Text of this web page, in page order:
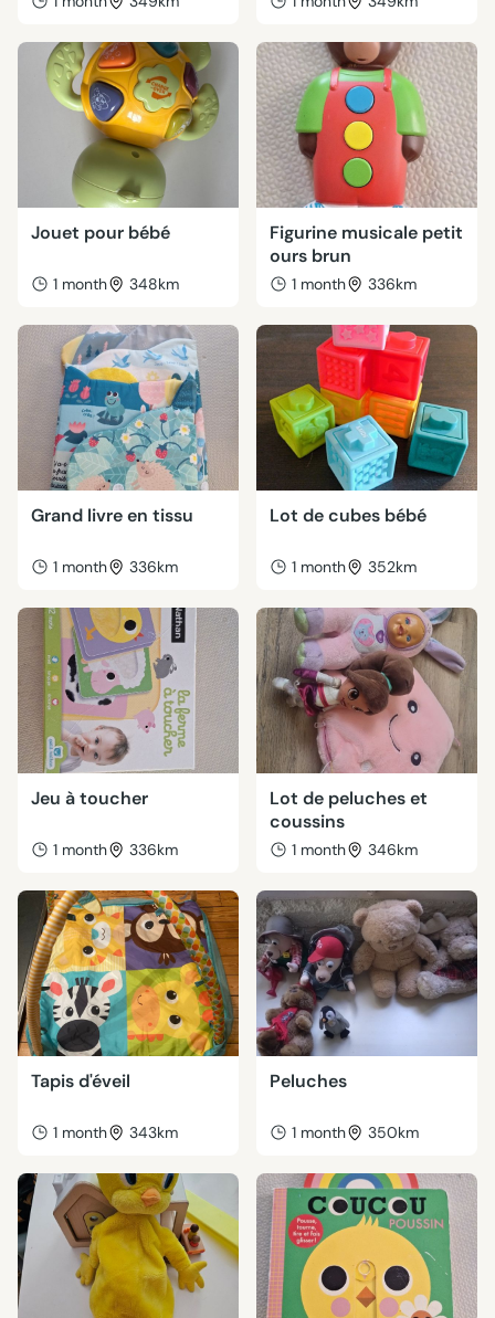
Jouet pour bébé
1 month 348km
Figurine musicale petit
ours brun
1 month 336km
Grand livre en tissu
1 month 336km
Lot de cubes bébé
1 month 352km
Jeu à toucher
1 month 336km
Lot de peluches et
coussins
1 month 346km
Tapis d'éveil
1 month 343km
Peluches
1 month 350km